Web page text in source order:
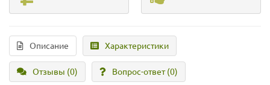
Описание Характеристики
Отзывы (0) Вопрос-ответ(0)